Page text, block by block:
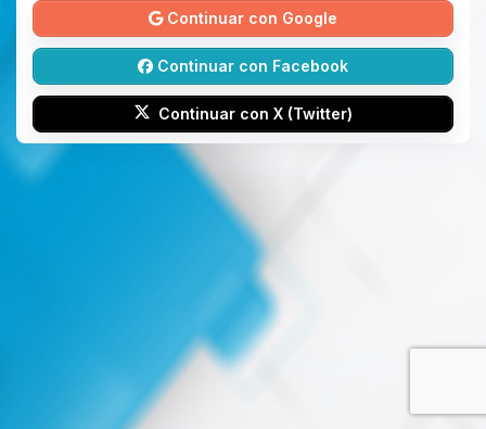
Continuar con Google
Continuar con Facebook
Continuar con X (Twitter)